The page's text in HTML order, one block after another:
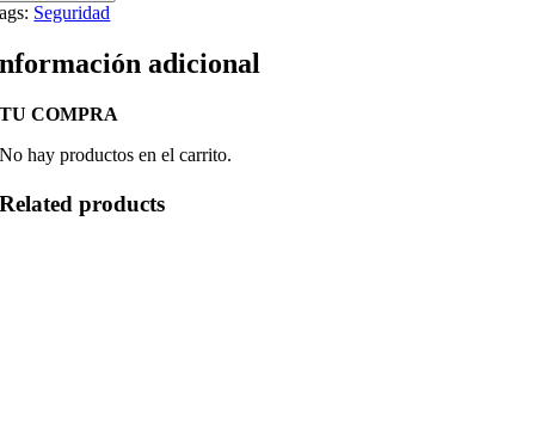
Seguridad
adicional
TU COMPRA
No hay productos en el carrito.
Related products